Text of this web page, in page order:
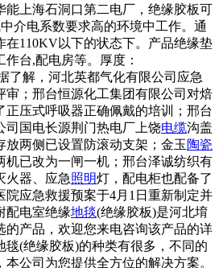
能上海石洞口第二电厂，绝缘胶板可
介电系数要求高的环境中工作。通
在110KV以下的状态下。产品绝缘垫
作台,配电房等。厚度：
了解，河北英都气化有限公司应急
审；邢台恒源化工集团有限公司对焙
正压式呼吸器正确佩戴的培训；邢台
司国电长源荆门热电厂上饶电缆沟盖
放两侧已设置防滚动支架；金玉 陶瓷
机已改为一闸一机；邢台泽诚纺织有
火器、应急照明灯，配电柜也配备了
院应急救援预案于4月1日重新制定并
配电室绝缘地毯(绝缘胶板)是河北堉
的产品，欢迎您来电咨询该产品的详
毯(绝缘胶板)的种类有很多，不同的
公司为您提供全方位的解决方案。